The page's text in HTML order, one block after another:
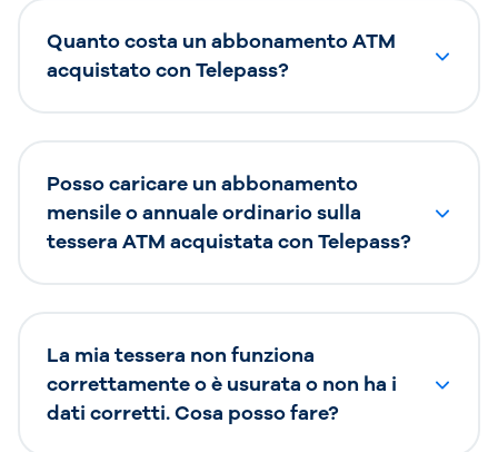
Quanto costa un abbonamento ATM
acquistato con Telepass?
Posso caricare un abbonamento
mensile o annuale ordinario sulla
tessera ATM acquistata con Telepass?
La mia tessera non funziona
correttamente o è usurata o non ha i
dati corretti. Cosa posso fare?